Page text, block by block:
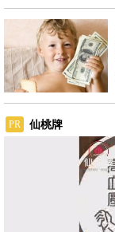
PR 仙桃牌